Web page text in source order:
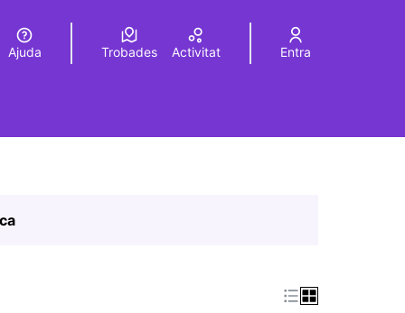
Elegir el idioma Choose language
Ajuda Trobades Activitat Entra